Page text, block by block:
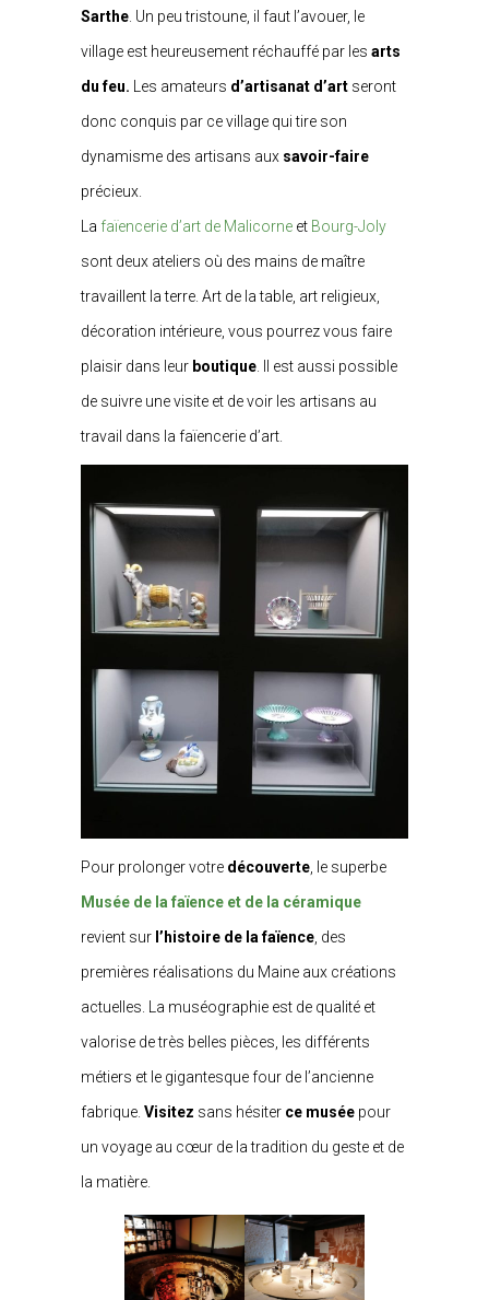
Sarthe . Un peu tristoune, il faut l’avouer, le
village est heureusement réchauffé par les arts
du feu. Les amateurs d’artisanat d’art seront
donc conquis par ce village qui tire son
dynamisme des artisans aux savoir-faire
précieux.
La faïencerie d’art de Malicorne et Bourg-Joly
sont deux ateliers où des mains de maître
travaillent la terre. Art de la table, art religieux,
décoration intérieure, vous pourrez vous faire
plaisir dans leur boutique . Il est aussi possible
de suivre une visite et de voir les artisans au
travail dans la faïencerie d’art.
Pour prolonger votre découverte , le superbe
Musée de la faïence et de la céramique
revient sur l’histoire de la faïence , des
premières réalisations du Maine aux créations
actuelles. La muséographie est de qualité et
valorise de très belles pièces, les différents
métiers et le gigantesque four de l’ancienne
fabrique. Visitez sans hésiter ce musée pour
un voyage au cœur de la tradition du geste et de
la matière.